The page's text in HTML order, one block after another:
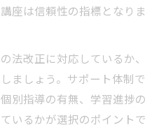
座は信頼性の指標となりま
法改正に対応しているか、
ましょう。サポート体制で
別指導の有無、学習進捗の
いるかが選択のポイントで